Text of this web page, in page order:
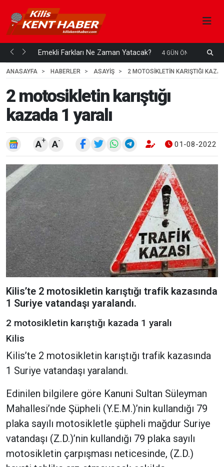
mi... Emekli Farkları Ne Zaman Yatacak? 4 GÜN ÖNCE
ANASAYFA
HABERLER ASAYİŞ 2 MOTOSIKLETIN KARIŞTIĞI
2 motosikletin karıştığı
kazada 1 yaralı
A+ A- 01-08-2022
Kilis’te 2 motosikletin karıştığı trafik kazasında
1 Suriye vatandaşı yaralandı.
2 motosikletin karıştığı kazada 1 yaralı
Kilis
Kilis’te 2 motosikletin karıştığı trafik kazasında
1 Suriye vatandaşı yaralandı.
Edinilen bilgilere göre Kanuni Sultan Süleyman
Mahallesi’nde Şüpheli (Y.E.M.)’nin kullandığı 79
plaka sayılı motosikletle şüpheli mağdur Suriye
vatandaşı (Z.D.)’nin kullandığı 79 plaka sayılı
motosikletin çarpışması neticesinde, (Z.D.)